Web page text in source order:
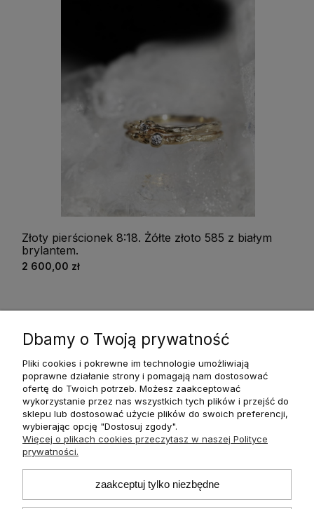
Złoty pierścionek 8:18. Żółte złoto 585 z białym
brylantem.
2 600,00 zł
O nas
Płatności i dostawa
Informacje
Dbamy o Twoją prywatność
Pliki cookies i pokrewne im technologie umożliwiają
poprawne działanie strony i pomagają nam dostosować
ofertę do Twoich potrzeb. Możesz zaakceptować
wykorzystanie przez nas wszystkich tych plików i przejść do
sklepu lub dostosować użycie plików do swoich preferencji,
wybierając opcję "Dostosuj zgody".
Więcej o plikach cookies przeczytasz w naszej Polityce
prywatności.
zaakceptuj tylko niezbędne